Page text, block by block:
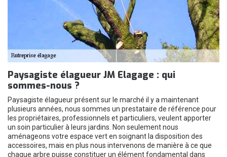
Paysagiste élagueur JM Elagage : qui
sommes-nous ?
Paysagiste élagueur présent sur le marché il y a maintenant
plusieurs années, nous sommes un prestataire de référence pour
les propriétaires, professionnels et particuliers, veulent apporter
un soin particulier à leurs jardins. Non seulement nous
aménageons votre espace vert en soignant la disposition des
accessoires, mais en plus nous intervenons de manière à ce que
chaque arbre puisse constituer un élément fondamental dans